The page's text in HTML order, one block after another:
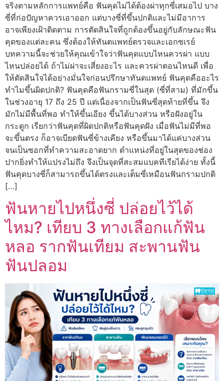
จริงตามหลักการแพทย์คือ ฟันคุดไม่ได้ต้องผ่าทุกซี่เสมอไป บาง
ซี่ที่ก่อปัญหาควรเอาออก แต่บางซี่ที่ขึ้นปกติและไม่มีอาการ
อาจเพียงเฝ้าติดตาม การตัดสินใจที่ถูกต้องขึ้นอยู่กับลักษณะฟัน
คุดของแต่ละคน ซึ่งต้องให้ทันตแพทย์ตรวจและเอกซเรย์
บทความนี้จะช่วยให้คุณเข้าใจว่าฟันคุดแบบไหนควรผ่า แบบ
ไหนปล่อยได้ ถ้าไม่ผ่าจะเสี่ยงอะไร และควรผ่าตอนไหนดี เพื่อ
ให้ตัดสินใจได้อย่างมั่นใจก่อนปรึกษาทันตแพทย์ ฟันคุดคืออะไร
ทำไมขึ้นผิดปกติ? ฟันคุดคือฟันกรามซี่ในสุด (ซี่ที่สาม) ที่มักขึ้น
ในช่วงอายุ 17 ถึง 25 ปี แต่เนื่องจากเป็นฟันซี่สุดท้ายที่ขึ้น จึง
มักไม่มีพื้นที่พอ ทำให้ขึ้นเอียง ขึ้นได้บางส่วน หรือฝังอยู่ใน
กระดูก เรียกว่าฟันคุดที่ผิดปกติหรือฟันคุดฝัง เมื่อฟันไม่มีที่พอ
จะขึ้นตรง ก็อาจเบียดฟันซี่ข้างเคียง หรือขึ้นมาได้แค่บางส่วน
จนเป็นซอกที่ทำความสะอาดยาก ตำแหน่งที่อยู่ในสุดของช่อง
ปากยิ่งทำให้แปรงไม่ถึง จึงเป็นจุดที่สะสมแบคทีเรียได้ง่าย ทั้งนี้
ฟันคุดบางซี่ก็สามารถขึ้นได้ตรงและเต็มซี่เหมือนฟันกรามปกติ
[…]
ฟันหายไปหนึ่งซี่ ปล่อยไว้ได้
ไหม? เทียบ 3 ทางเลือกแก้ฟัน
หลอ รากฟันเทียม สะพานฟัน
ฟันปลอม